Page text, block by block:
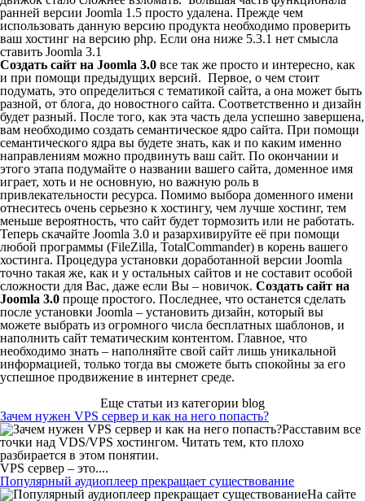
ранней версии Joomla 1.5 просто удалена. Прежде чем
использовать данную версию продукта необходимо проверить
ваш хостинг на версию php. Если она ниже 5.3.1 нет смысла
ставить Joomla 3.1
Создать сайт на Joomla 3.0 все так же просто и интересно, как
и при помощи предыдущих версий. Первое, о чем стоит
подумать, это определиться с тематикой сайта, а она может быть
разной, от блога, до новостного сайта. Соответственно и дизайн
будет разный. После того, как эта часть дела успешно завершена,
вам необходимо создать семантическое ядро сайта. При помощи
семантического ядра вы будете знать, как и по каким именно
направлениям можно продвинуть ваш сайт. По окончании и
этого этапа подумайте о названии вашего сайта, доменное имя
играет, хоть и не основную, но важную роль в
привлекательности ресурса. Помимо выбора доменного имени
отнеситесь очень серьезно к хостингу, чем лучше хостинг, тем
меньше вероятность, что сайт будет тормозить или не работать.
Теперь скачайте Joomla 3.0 и разархивируйте её при помощи
любой программы (FileZilla, TotalCommander) в корень вашего
хостинга. Процедура установки доработанной версии Joomla
точно такая же, как и у остальных сайтов и не составит особой
сложности для Вас, даже если Вы – новичок. Создать сайт на
Joomla 3.0 проще простого. Последнее, что останется сделать
после установки Joomla – установить дизайн, который вы
можете выбрать из огромного числа бесплатных шаблонов, и
наполнить сайт тематическим контентом. Главное, что
необходимо знать – наполняйте свой сайт лишь уникальной
информацией, только тогда вы сможете быть спокойны за его
успешное продвижение в интернет среде.
Еще статьи из категории blog
Зачем нужен VPS сервер и как на него попасть?
Расставим все
точки над VDS/VPS хостингом. Читать тем, кто плохо
разбирается в этом понятии.
VPS сервер – это....
Популярный аудиоплеер прекращает существование
На сайте